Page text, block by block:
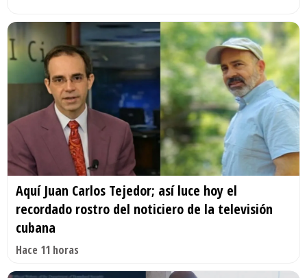
Aquí Juan Carlos Tejedor; así luce hoy el
recordado rostro del noticiero de la televisión
cubana
Hace 11 horas